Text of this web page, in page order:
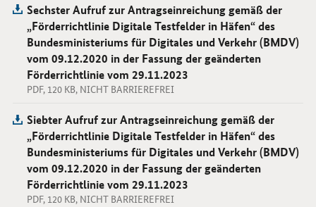
Sechster Aufruf zur Antragseinreichung gemäß der
„Förderrichtlinie Digitale Testfelder in Häfen“ des
Bundesministeriums für Digitales und Verkehr (BMDV)
vom 09.12.2020 in der Fassung der geänderten
Förderrichtlinie vom 29.11.2023
PDF, 120 KB, NICHT BARRIEREFREI
Siebter Aufruf zur Antragseinreichung gemäß der
„Förderrichtlinie Digitale Testfelder in Häfen“ des
Bundesministeriums für Digitales und Verkehr (BMDV)
vom 09.12.2020 in der Fassung der geänderten
Förderrichtlinie vom 29.11.2023
PDF, 120 KB, NICHT BARRIEREFREI